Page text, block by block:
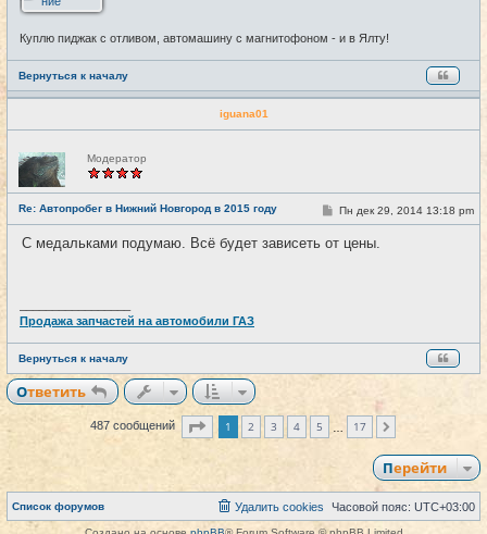
Куплю пиджак с отливом, автомашину с магнитофоном - и в Ялту!
Вернуться к началу
iguana01
Н
е
с
е
т
и
Модератор
Re: Автопробег в Нижний Новгород в 2015 году #30
С
о
б
Пн дек 29, 2014 13:18 pm
С медальками подумаю. Всё будет зависеть от цены.
Продажа запчастей на автомобили ГАЗ
Вернуться к началу
Ответить
487 сообщений Страница из 17
1 2 3 4 5 17
Перейти
Список форумов Часовой пояс: UTC+03:00
Удалить cookies